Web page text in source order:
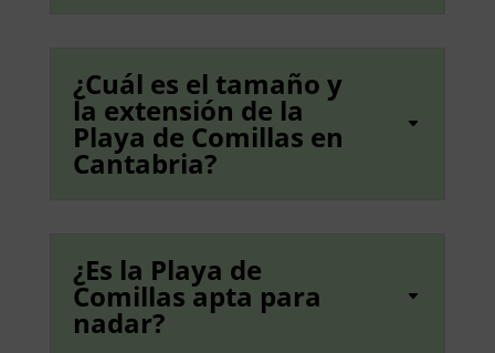
¿Cuál es el tamaño y
la extensión de la
Playa de Comillas en
Cantabria?
¿Es la Playa de
Comillas apta para
nadar?